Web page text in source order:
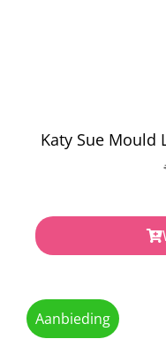
Katy Sue Mould
Aanbieding